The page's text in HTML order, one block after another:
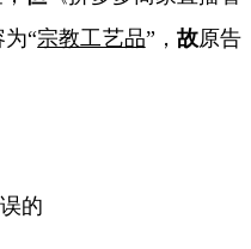
为“宗教工艺品” ， 故原告
的